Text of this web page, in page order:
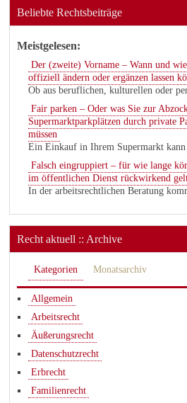
Beliebte Rechtsbeiträge
Meistgelesen:
Der (zweite) Vorname – Wann und
offiziell ändern oder ergänzen lassen
Ob aus beruflichen, kulturellen oder
Fair parken – Oder was Sie zur
Supermarktparkplätzen durch private
müssen
Ein Einkauf in Ihrem Supermarkt kann
Falsch eingruppiert – für wie lange
im öffentlichen Dienst rückwirkend
In der arbeitsrechtlichen Beratung
Recht aktuell :: Archive
Kategorien Monatsarchiv
Allgemein
Arbeitsrecht
Äußerungsrecht
Datenschutzrecht
Erbrecht
Familienrecht